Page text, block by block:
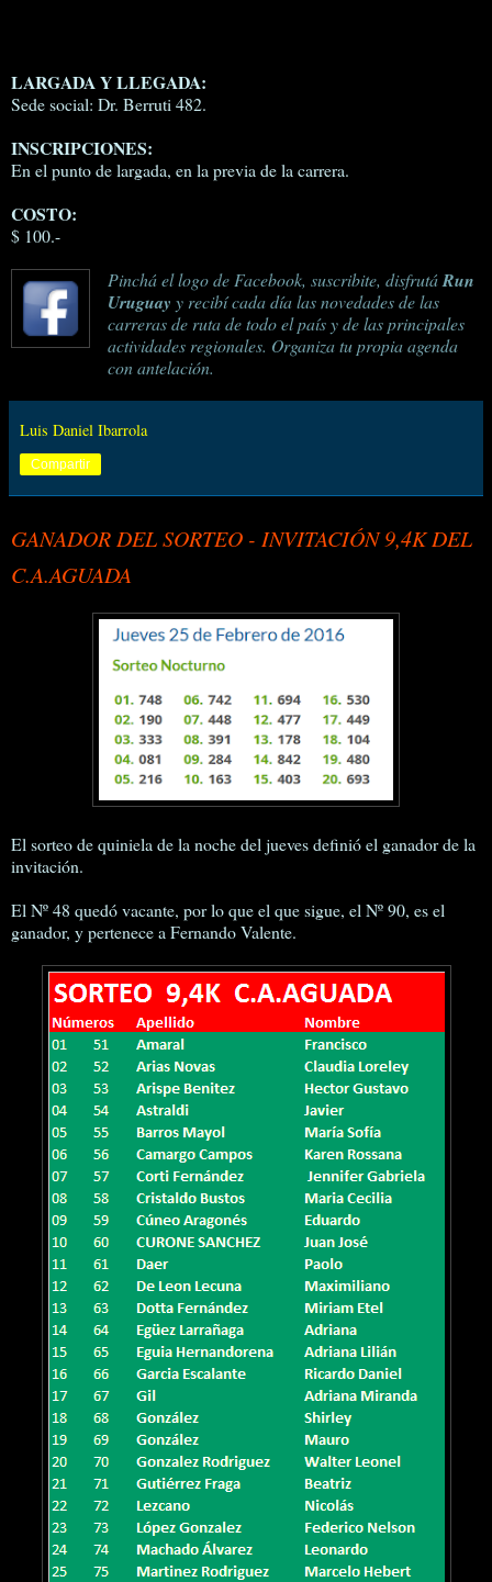
LARGADA Y LLEGADA:
Sede social: Dr. Berruti 482.
INSCRIPCIONES:
En el punto de largada, en la previa de la carrera.
COSTO:
$ 100.-
Pinchá el logo de Facebook, suscribite, disfrutáRun
Uruguay y recibí cada día las novedades de las
carreras de ruta de todo el país y de las principales
actividades regionales. Organiza tu propia agenda
con antelación.
Luis Daniel Ibarrola
Compartir
GANADOR DEL SORTEO - INVITACIÓN 9,4K DEL
C.A.AGUADA
El sorteo de quiniela de la noche del jueves definió el ganador de la
invitación.
El Nº 48 quedó vacante, por lo que el que sigue, el Nº 90, es el
ganador, y pertenece a Fernando Valente.